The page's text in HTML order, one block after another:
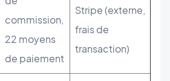
commission,
22 moyens
de paiement
Stripe (externe,
frais de
transaction)